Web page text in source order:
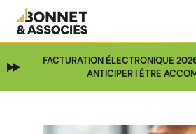
FACTURATION ÉLECTRONIQUE
ANTICIPER | ÊTRE